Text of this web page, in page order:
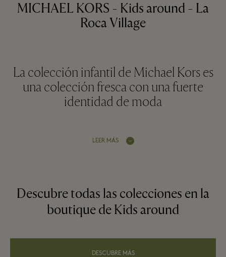
MICHAEL KORS - Kids around - La
Roca Village
La colección infantil de Michael Kors es
una colección fresca con una fuerte
identidad de moda
LEER MÁS
Descubre todas las colecciones en la
boutique de Kids around
DESCUBRE MÁS